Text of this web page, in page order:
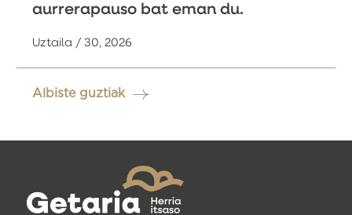
aurrerapauso bat eman du.
Uztaila / 30, 2026
Albiste guztiak